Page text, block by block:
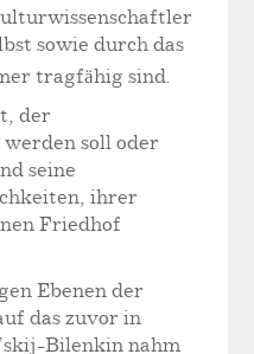
sowie durch das
tragfähig sind.
der
soll oder
seine
ihrer
Friedhof
Ebenen der
das zuvor in
Bilenkin nahm